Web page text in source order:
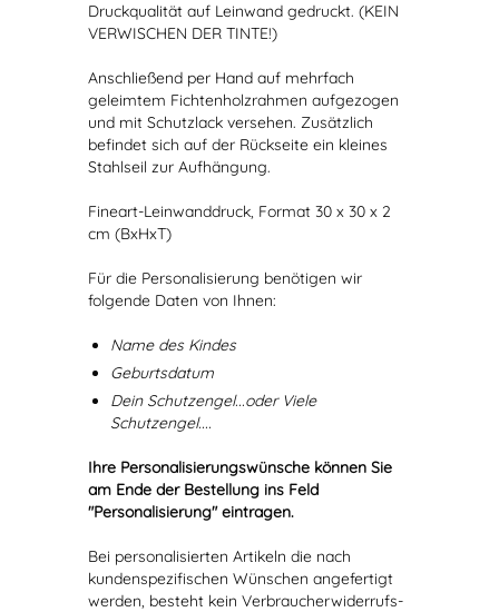
Druckqualität auf Leinwand gedruckt. (KEIN
VERWISCHEN DER TINTE!)
Anschließend per Hand auf mehrfach
geleimtem Fichtenholzrahmen aufgezogen
und mit Schutzlack versehen. Zusätzlich
befindet sich auf der Rückseite ein kleines
Stahlseil zur Aufhängung.
Fineart-Leinwanddruck, Format 30 x 30 x 2
cm (BxHxT)
Für die Personalisierung benötigen wir
folgende Daten von Ihnen:
Name des Kindes
Geburtsdatum
Dein Schutzengel...oder Viele
Schutzengel....
Ihre Personalisierungswünsche können Sie
am Ende der Bestellung ins Feld
"Personalisierung" eintragen.
Bei personalisierten Artikeln die nach
kundenspezifischen Wünschen angefertigt
werden, besteht kein Verbraucherwiderrufs-